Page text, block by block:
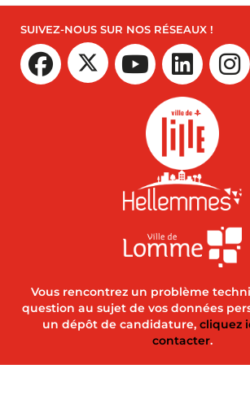
SUIVEZ-NOUS SUR NOS RÉSEAUX !
Vous rencontrez un problème
question au sujet de vos données
un dépôt de candidature, cliquez
contacter.